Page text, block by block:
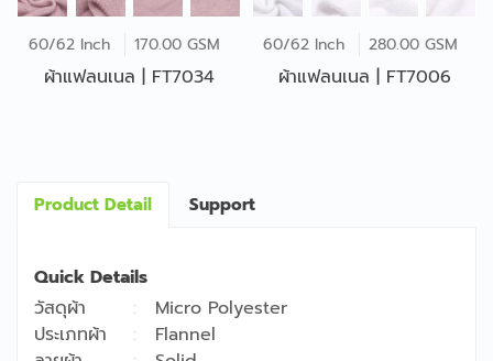
60/62 Inch 170.00 GSM
ผ้าแฟลนเนล | FT7034
60/62 Inch 280.00 GSM
ผ้าแฟลนเนล | FT7006
Product Detail Support
Quick Details
วัสดุผ้า
Micro Polyester
ประเภทผ้า
Flannel